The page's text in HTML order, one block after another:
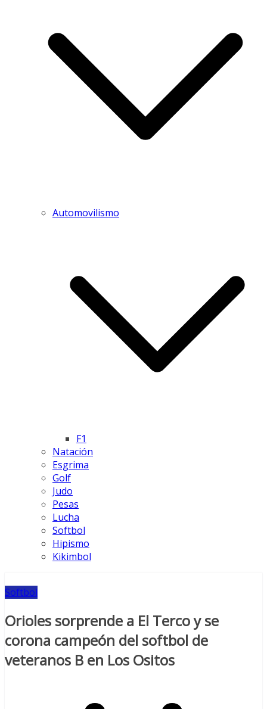
Automovilismo
F1
Natación
Esgrima
Golf
Judo
Pesas
Lucha
Softbol
Hipismo
Kikimbol
Softbol
Orioles sorprende a El Terco y se
corona campeón del softbol de
veteranos B en Los Ositos